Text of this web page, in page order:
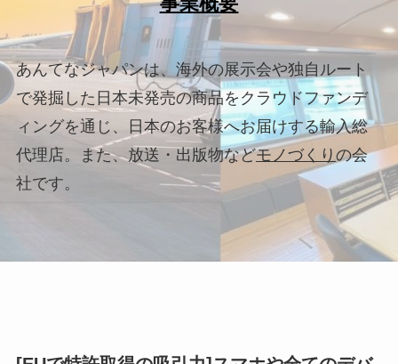
あんてなジャパンは、海外の展示会や独自ルート
で発掘した日本未発売の商品をクラウドファンデ
ィングを通じ、日本のお客様へお届けする輸入総
代理店。また、放送・出版物などモノづくり の会
社です。